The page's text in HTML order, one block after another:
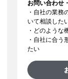
お問い合わせ
・自社の業務
いて相談した
・どのような
・自社に合う
たい